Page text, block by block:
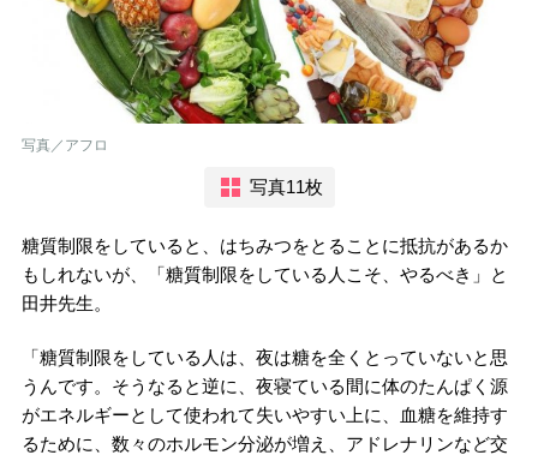
写真／アフロ
写真11枚
糖質制限をしていると、はちみつをとることに抵抗があるか
もしれないが、「糖質制限をしている人こそ、やるべき」と
田井先生。
「糖質制限をしている人は、夜は糖を全くとっていないと思
うんです。そうなると逆に、夜寝ている間に体のたんぱく源
がエネルギーとして使われて失いやすい上に、血糖を維持す
るために、数々のホルモン分泌が増え、アドレナリンなど交